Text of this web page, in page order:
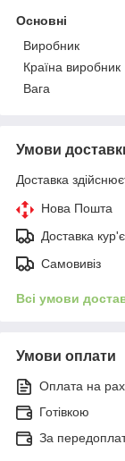
Основні
Виробник
Країна виробник
Вага
Умови
Доставка
Нова Пошта
Доставка
Самовивіз
Всі умови
Умови оплати
Оплата на
Готівкою
За